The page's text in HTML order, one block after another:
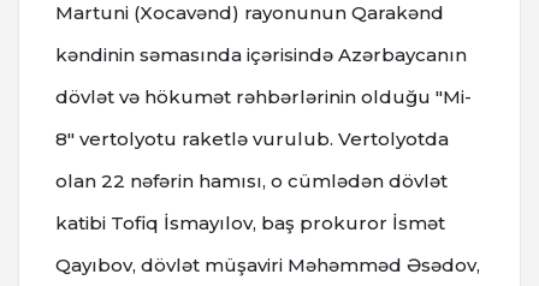
Martuni (Xocavənd) rayonunun Qarakənd
kəndinin səmasında içərisində Azərbaycanın
dövlət və hökumət rəhbərlərinin olduğu "Mi-
8" vertolyotu raketlə vurulub. Vertolyotda
olan 22 nəfərin hamısı, o cümlədən dövlət
katibi Tofiq İsmayılov, baş prokuror İsmət
Qayıbov, dövlət müşaviri Məhəmməd Əsədov,